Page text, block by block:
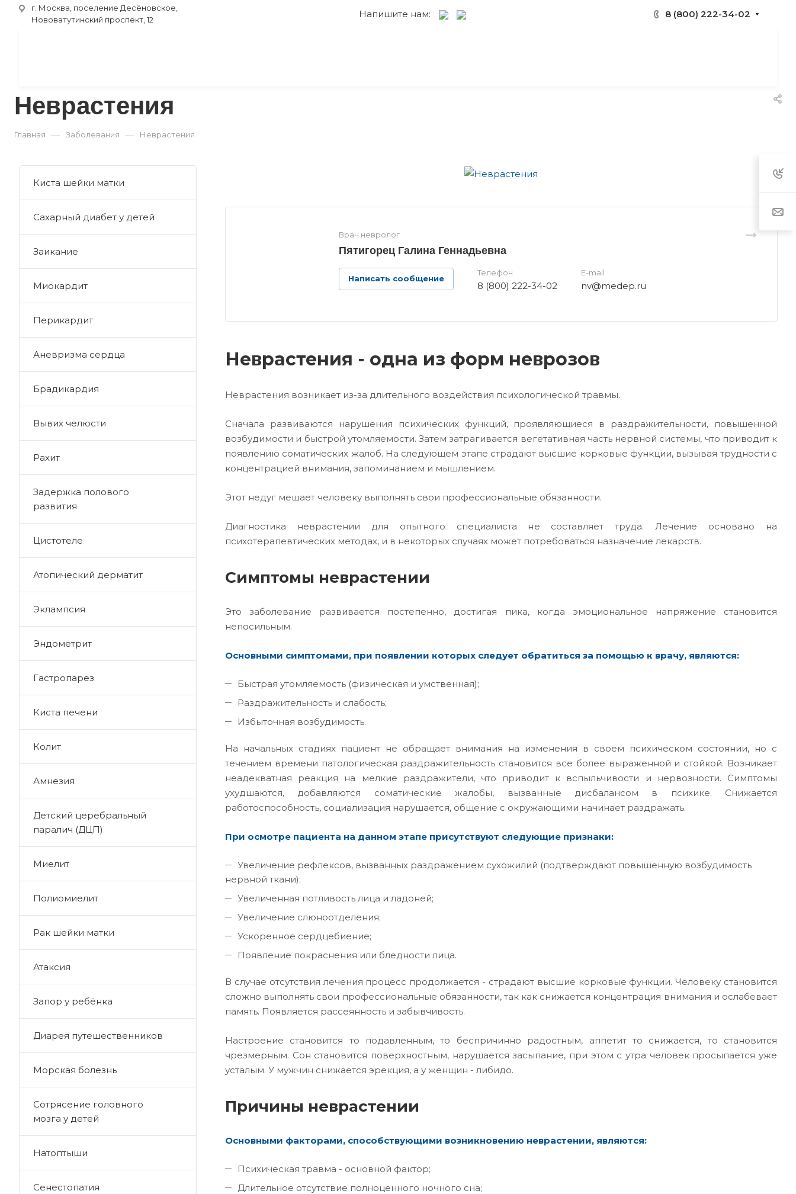
г. Москва, поселение Десёновское,
Нововатутинский проспект, 12
Напишите нам: 8 (800) 222-34-02
Неврастения
Главная — Заболевания — Неврастения
Врач невролог
Пятигорец Галина Геннадьевна
Написать сообщение
Телефон
8 (800) 222-34-02
E-mail
nv@medep.ru
Неврастения - одна из форм неврозов
Неврастения возникает из-за длительного воздействия психологической травмы.
Сначала развиваются нарушения психических функций, проявляющиеся в раздражительности, повышенной
возбудимости и быстрой утомляемости. Затем затрагивается вегетативная часть нервной системы, что приводит к
появлению соматических жалоб. На следующем этапе страдают высшие корковые функции, вызывая трудности с
концентрацией внимания, запоминанием и мышлением.
Этот недуг мешает человеку выполнять свои профессиональные обязанности.
Диагностика неврастении для опытного специалиста не составляет труда. Лечение основано на
психотерапевтических методах, и в некоторых случаях может потребоваться назначение лекарств.
Симптомы неврастении
Это заболевание развивается постепенно, достигая пика, когда эмоциональное напряжение становится
непосильным.
Основными симптомами, при появлении которых следует обратиться за помощью к врачу, являются:
Быстрая утомляемость (физическая и умственная);
Раздражительность и слабость;
Избыточная возбудимость.
На начальных стадиях пациент не обращает внимания на изменения в своем психическом состоянии, но с
течением времени патологическая раздражительность становится все более выраженной и стойкой. Возникает
неадекватная реакция на мелкие раздражители, что приводит к вспыльчивости и нервозности. Симптомы
ухудшаются, добавляются соматические жалобы, вызванные дисбалансом в психике. Снижается
работоспособность, социализация нарушается, общение с окружающими начинает раздражать.
При осмотре пациента на данном этапе присутствуют следующие признаки:
Увеличение рефлексов, вызванных раздражением сухожилий (подтверждают повышенную возбудимость
нервной ткани);
Увеличенная потливость лица и ладоней;
Увеличение слюноотделения;
Ускоренное сердцебиение;
Появление покраснения или бледности лица.
В случае отсутствия лечения процесс продолжается - страдают высшие корковые функции. Человеку становится
сложно выполнять свои профессиональные обязанности, так как снижается концентрация внимания и ослабевает
память. Появляется рассеянность и забывчивость.
Настроение становится то подавленным, то беспричинно радостным, аппетит то снижается, то становится
чрезмерным. Сон становится поверхностным, нарушается засыпание, при этом с утра человек просыпается уже
усталым. У мужчин снижается эрекция, а у женщин - либидо.
Причины неврастении
Основными факторами, способствующими возникновению неврастении, являются:
Психическая травма - основной фактор;
Длительное отсутствие полноценного ночного сна;
Киста шейки матки
Сахарный диабет у детей
Заикание
Миокардит
Перикардит
Аневризма сердца
Брадикардия
Вывих челюсти
Рахит
Задержка полового
развития
Цистотеле
Атопический дерматит
Эклампсия
Эндометрит
Гастропарез
Киста печени
Колит
Амнезия
Детский церебральный
паралич (ДЦП)
Миелит
Полиомиелит
Рак шейки матки
Атаксия
Запор у ребёнка
Диарея путешественников
Морская болезнь
Сотрясение головного
мозга у детей
Натоптыши
Сенестопатия